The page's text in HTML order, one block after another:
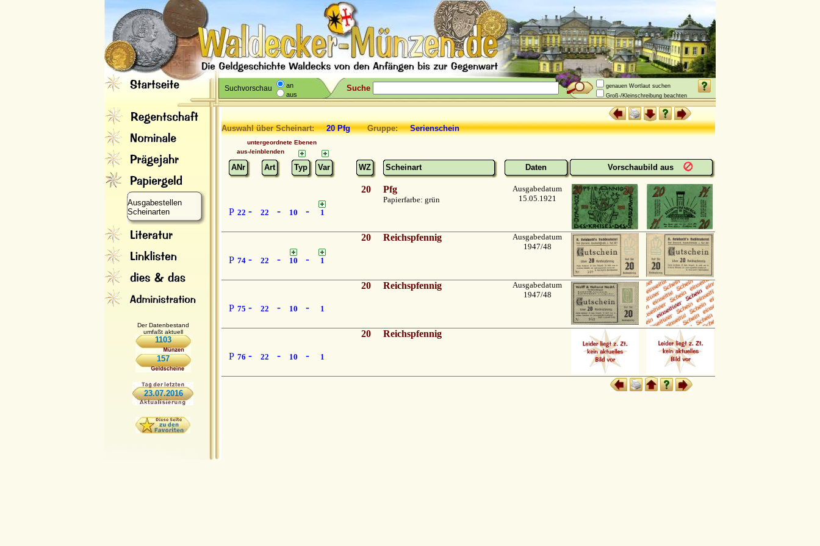
Suchvorschau
an
aus
Suche
genauen Wortlaut suchen
Groß-/Kleinschreibung beachten
Ausgabestellen
Scheinarten
Der Datenbestand
umfaßt aktuell
1103
157
23.07.2016
Auswahl über Scheinart:20 PfgGruppe:Serienschein
untergeordnete Ebenen
aus-/einblenden
ANr Art Typ Var WZ Scheinart Daten Vorschaubild aus
P 22 - 22 - 10 - 1
20 Pfg
Papierfarbe: grün
Ausgabedatum
15.05.1921
P 74 - 22 - 10 - 1
20 Reichspfennig
Ausgabedatum
1947/48
P 75 - 22 - 10 - 1
20 Reichspfennig
Ausgabedatum
1947/48
P 76 - 22 - 10 - 1
20 Reichspfennig